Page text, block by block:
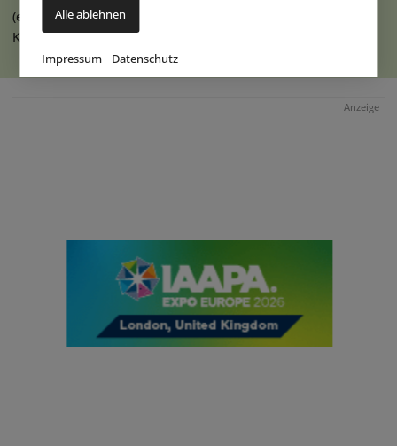
Alle ablehnen
Impressum Datenschutz
(eap) Seit mittlerweile 21 Jahren ist Karls mit Pier7 am
Kreuzfahrthafen im Ostseebad (...)
Anzeige